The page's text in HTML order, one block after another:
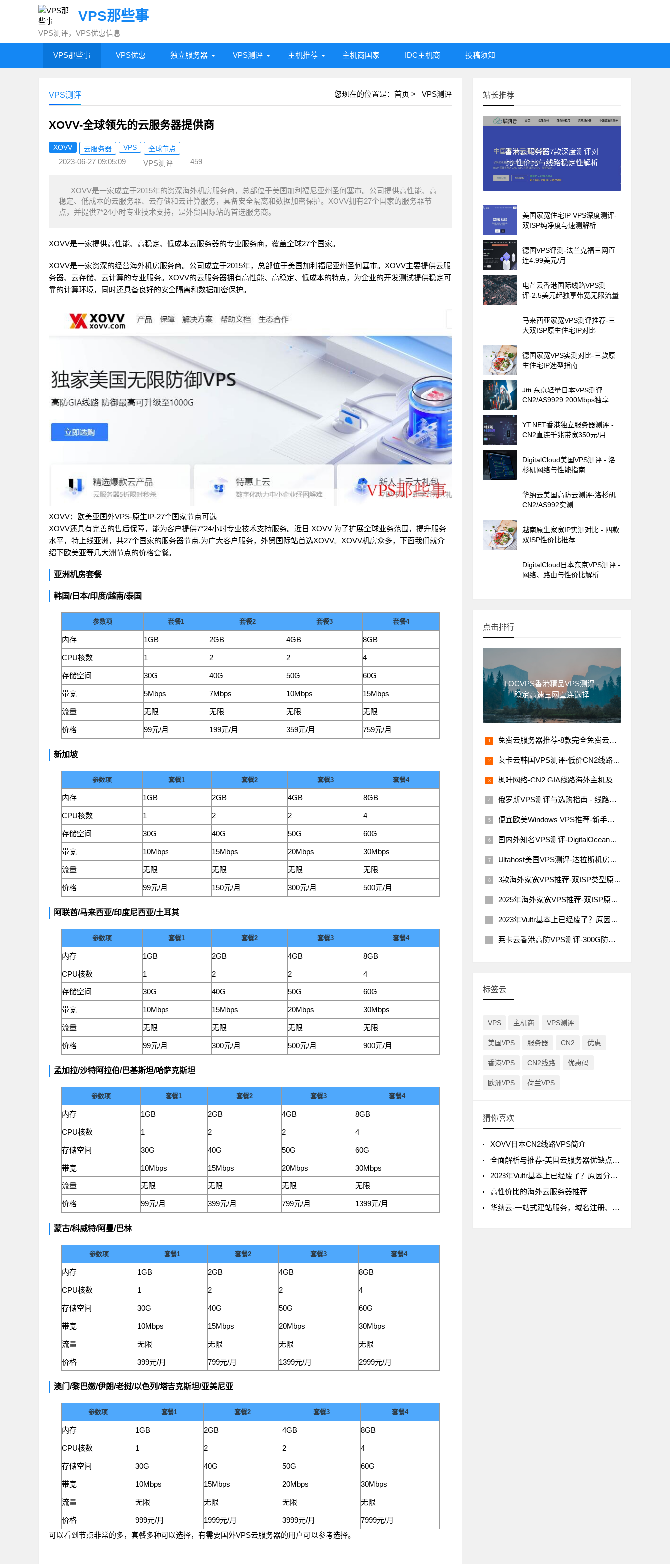
VPS那些事
VPS测评，VPS优惠信息
VPS那些事 VPS优惠 独立服务器 VPS测评 主机推荐 主机商国家 IDC主机商 投稿须知
您现在的位置是： 首页 > VPS测评
VPS测评
XOVV-全球领先的云服务器提供商
XOVV 云服务器 VPS 全球节点
2023-06-27 09:05:09 VPS测评 459
XOVV是一家成立于2015年的资深海外机房服务商，总部位于美国加利福尼亚州圣何塞市。公司提供高性能、高
稳定、低成本的云服务器、云存储和云计算服务，具备安全隔离和数据加密保护。XOVV拥有27个国家的服务器节
点，并提供7*24小时专业技术支持，是外贸国际站的首选服务商。
XOVV是一家提供高性能、高稳定、低成本云服务器的专业服务商，覆盖全球27个国家。
XOVV是一家资深的经营海外机房服务商。公司成立于2015年，总部位于美国加利福尼亚州圣何塞市。XOVV主要提供云服
务器、云存储、云计算的专业服务。XOVV的云服务器拥有高性能、高稳定、低成本的特点，为企业的开发测试提供稳定可
靠的计算环境，同时还具备良好的安全隔离和数据加密保护。
XOVV：欧美亚国外VPS-原生IP-27个国家节点可选
XOVV还具有完善的售后保障，能为客户提供7*24小时专业技术支持服务。近日 XOVV 为了扩展全球业务范围，提升服务
水平，特上线亚洲，共27个国家的服务器节点,为广大客户服务，外贸国际站首选XOVV。XOVV机房众多，下面我们就介
绍下欧美亚等几大洲节点的价格套餐。
亚洲机房套餐
韩国/日本/印度/越南/泰国
参数项 套餐1 套餐2 套餐3 套餐4
内存 1GB 2GB 4GB 8GB
CPU核数 1 2 2 4
存储空间 30G 40G 50G 60G
带宽 5Mbps 7Mbps 10Mbps 15Mbps
流量 无限 无限 无限 无限
价格 99元/月 199元/月 359元/月 759元/月
新加坡
参数项 套餐1 套餐2 套餐3 套餐4
内存 1GB 2GB 4GB 8GB
CPU核数 1 2 2 4
存储空间 30G 40G 50G 60G
带宽 10Mbps 15Mbps 20Mbps 30Mbps
流量 无限 无限 无限 无限
价格 99元/月 150元/月 300元/月 500元/月
阿联酋/马来西亚/印度尼西亚/土耳其
参数项 套餐1 套餐2 套餐3 套餐4
内存 1GB 2GB 4GB 8GB
CPU核数 1 2 2 4
存储空间 30G 40G 50G 60G
带宽 10Mbps 15Mbps 20Mbps 30Mbps
流量 无限 无限 无限 无限
价格 99元/月 300元/月 500元/月 900元/月
孟加拉/沙特阿拉伯/巴基斯坦/哈萨克斯坦
参数项 套餐1 套餐2 套餐3 套餐4
内存 1GB 2GB 4GB 8GB
CPU核数 1 2 2 4
存储空间 30G 40G 50G 60G
带宽 10Mbps 15Mbps 20Mbps 30Mbps
流量 无限 无限 无限 无限
价格 99元/月 399元/月 799元/月 1399元/月
蒙古/科威特/阿曼/巴林
参数项 套餐1 套餐2 套餐3 套餐4
内存 1GB 2GB 4GB 8GB
CPU核数 1 2 2 4
存储空间 30G 40G 50G 60G
带宽 10Mbps 15Mbps 20Mbps 30Mbps
流量 无限 无限 无限 无限
价格 399元/月 799元/月 1399元/月 2999元/月
澳门/黎巴嫩/伊朗/老挝/以色列/塔吉克斯坦/亚美尼亚
参数项 套餐1 套餐2 套餐3 套餐4
内存 1GB 2GB 4GB 8GB
CPU核数 1 2 2 4
存储空间 30G 40G 50G 60G
带宽 10Mbps 15Mbps 20Mbps 30Mbps
流量 无限 无限 无限 无限
价格 999元/月 1999元/月 3999元/月
7999元/月
可以看到节点非常的多，套餐多种可以选择，有需要国外VPS云服务器的用户可以参考选择。
站长推荐
香港云服务器7款深度测评对
比-性价比与线路稳定性解析
美国家宽住宅IP VPS深度测评-
双ISP纯净度与速测解析
德国VPS评测-法兰克福三网直
连4.99美元/月
电芒云香港国际线路VPS测
评-2.5美元起独享带宽无限流量
马来西亚家宽VPS测评推荐-三
大双ISP原生住宅IP对比
德国家宽VPS实测对比-三款原
生住宅IP选型指南
Jtti 东京轻量日本VPS测评 -
CN2/AS9929 200Mbps独享带
YT.NET香港独立服务器测评 -
CN2直连千兆带宽350元/月
DigitalCloud美国VPS测评 - 洛
杉矶网络与性能指南
华纳云美国高防云测评-洛杉矶
CN2/AS992实测
越南原生家宽IP实测对比 - 四款
双ISP性价比推荐
DigitalCloud日本东京VPS测评 -
网络、路由与性价比解析
点击排行
LOCVPS香港精品VPS测评 -
稳定高速三网直连选择
免费云服务器推荐-8款完全免费云服务器汇总（支持海内外节点）
莱卡云韩国VPS测评-低价CN2线路，网络稳定速度快
枫叶网络-CN2 GIA线路海外主机及VPS评测
俄罗斯VPS测评与选购指南 - 线路稳定性与价格解析
便宜欧美Windows VPS推荐-新手必看指南
国内外知名VPS测评-DigitalOcean、Linode、Vultr与搬瓦工
Ultahost美国VPS测评-达拉斯机房网络性能与价格详解
3款海外家宽VPS推荐-双ISP类型原生IP
2025年海外家宽VPS推荐-双ISP原生住宅IP
2023年Vultr基本上已经废了？原因分析及解决办法
莱卡云香港高防VPS测评-300G防御200Mbps带宽
标签云
VPS 主机商 VPS测评
美国VPS 服务器 CN2 优惠
香港VPS CN2线路 优惠码
欧洲VPS 荷兰VPS
猜你喜欢
XOVV日本CN2线路VPS简介
全面解析与推荐-美国云服务器优缺点、价格及机房选择
2023年Vultr基本上已经废了？原因分析及解决办法
高性价比的海外云服务器推荐
华纳云-一站式建站服务，域名注册、服务器、SSL证书全方位满足您的需求